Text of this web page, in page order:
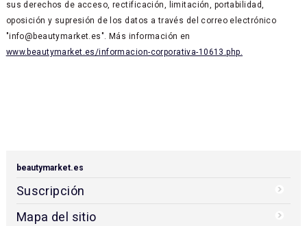
sus derechos de acceso, rectificación, limitación, portabilidad,
oposición y supresión de los datos a través del correo electrónico
"info@beautymarket.es". Más información en
www.beautymarket.es/informacion-corporativa-10613.php.
beautymarket.es
Suscripción
Mapa del sitio